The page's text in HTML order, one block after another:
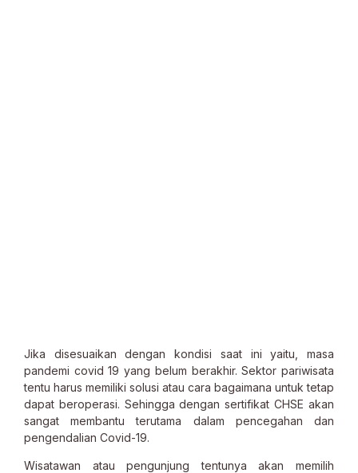
Jika disesuaikan dengan kondisi saat ini yaitu, masa
pandemi covid 19 yang belum berakhir. Sektor pariwisata
tentu harus memiliki solusi atau cara bagaimana untuk tetap
dapat beroperasi. Sehingga dengan sertifikat CHSE akan
sangat membantu terutama dalam pencegahan dan
pengendalian Covid-19.
Wisatawan atau pengunjung tentunya akan memilih